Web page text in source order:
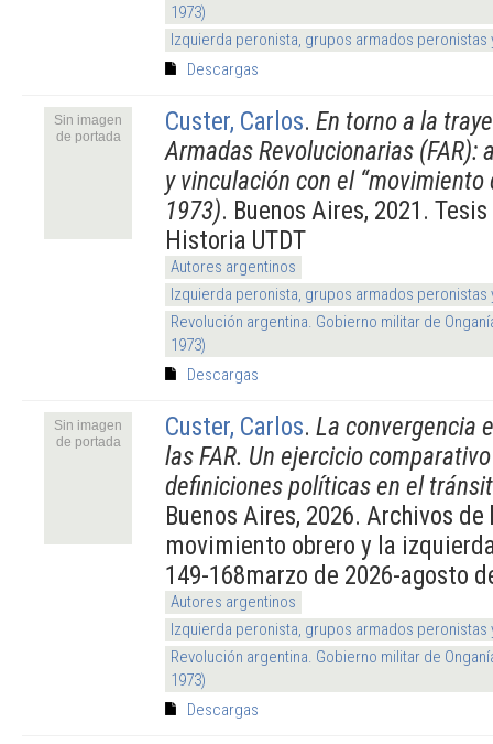
1973)
Izquierda peronista, grupos armados
Descargas
Sin imagen
de portada
Custer, Carlos. En torno a la
Armadas Revolucionarias
y vinculación con el
1973). Buenos Aires, 2021.
Historia UTDT
Autores argentinos
Izquierda peronista, grupos armados
Revolución argentina. Gobierno militar de
1973)
Descargas
Sin imagen
de portada
Custer, Carlos. La convergencia
las FAR. Un ejercicio
definiciones políticas en el
Buenos Aires, 2026. Archivos
movimiento obrero y la
149-168marzo de 2026-agosto
Autores argentinos
Izquierda peronista, grupos armados
Revolución argentina. Gobierno militar de
1973)
Descargas